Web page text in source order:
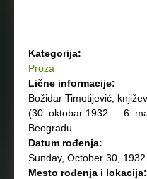
Kategorija:
Proza
Lične informacije:
Božidar Timotijević,
(30. oktobar 1932 — 6.
Beogradu.
Datum rođenja:
Sunday, October 30, 1932
Mesto rođenja i lokacija: